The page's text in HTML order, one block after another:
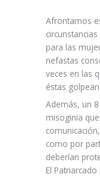
Afrontamos
para las
nefastas
veces en las
éstas
Además, un
misoginia
como por
deberían
El